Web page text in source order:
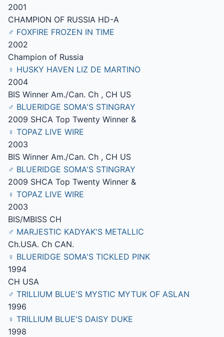
2001
CHAMPION OF RUSSIA HD-A
♂ FOXFIRE FROZEN IN TIME
2002
Champion of Russia
♀ HUSKY HAVEN LIZ DE MARTINO
2004
BIS Winner Am./Can. Ch , CH US
♂ BLUERIDGE SOMA'S STINGRAY
2009 SHCA Top Twenty Winner &
♀ TOPAZ LIVE WIRE
2003
BIS Winner Am./Can. Ch , CH US
♂ BLUERIDGE SOMA'S STINGRAY
2009 SHCA Top Twenty Winner &
♀ TOPAZ LIVE WIRE
2003
BIS/MBISS CH
♂ MARJESTIC KADYAK'S METALLIC
Ch.USA. Ch CAN.
♀ BLUERIDGE SOMA'S TICKLED PINK
1994
CH USA
♂ TRILLIUM BLUE'S MYSTIC MYTUK OF ASLAN
1996
♀ TRILLIUM BLUE'S DAISY DUKE
1998